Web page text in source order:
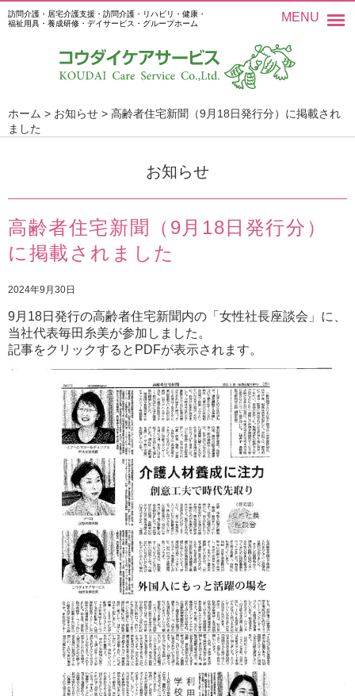
訪問介護・居宅介護支援・訪問介護・リハビリ・健康・
福祉用具・養成研修・デイサービス・グループホーム
MENU
ホーム > お知らせ > 高齢者住宅新聞（9月18日発行分）に掲載され
ました
お知らせ
高齢者住宅新聞（9月18日発行分）
に掲載されました
2024年9月30日
9月18日発行の高齢者住宅新聞内の「女性社長座談会」に、
当社代表毎田糸美が参加しました。
記事をクリックするとPDFが表示されます。